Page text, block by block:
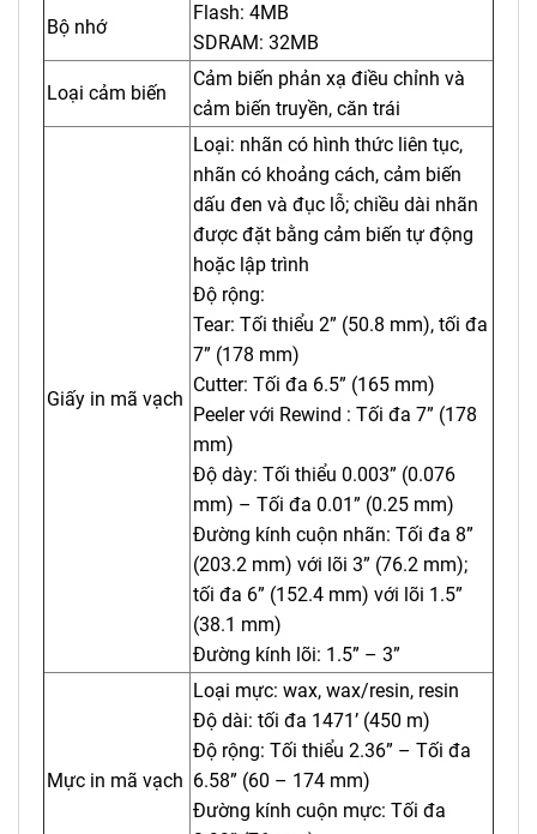
Bộ nhớ
Flash: 4MB
SDRAM: 32MB
Loại cảm biến
Cảm biến phản xạ điều chỉnh và
cảm biến truyền, căn trái
Giấy in mã vạch
Loại: nhãn có hình thức liên tục,
nhãn có khoảng cách, cảm biến
dấu đen và đục lỗ; chiều dài nhãn
được đặt bằng cảm biến tự động
hoặc lập trình
Độ rộng:
Tear: Tối thiểu 2” (50.8 mm), tối đa
7” (178 mm)
Cutter: Tối đa 6.5” (165 mm)
Peeler với Rewind : Tối đa 7” (178
mm)
Độ dày: Tối thiểu 0.003” (0.076
mm) – Tối đa 0.01” (0.25 mm)
Đường kính cuộn nhãn: Tối đa 8”
(203.2 mm) với lõi 3” (76.2 mm);
tối đa 6” (152.4 mm) với lõi 1.5”
(38.1 mm)
Đường kính lõi: 1.5” – 3”
Mực in mã vạch
Loại mực: wax, wax/resin, resin
Độ dài: tối đa 1471’ (450 m)
Độ rộng: Tối thiểu 2.36” – Tối đa
6.58” (60 – 174 mm)
Đường kính cuộn mực: Tối đa